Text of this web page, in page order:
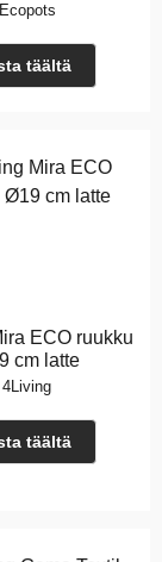
Ecopots
täältä
ECO ruukku
cm latte
4Living
täältä